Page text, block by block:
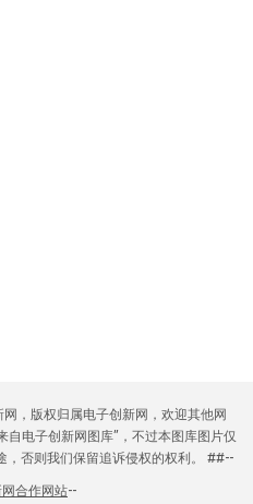
，版权归属电子创新网，欢迎其他网
自电子创新网图库”，不过本图库图片仅
，否则我们保留追诉侵权的权利。 ##--
合作网站--